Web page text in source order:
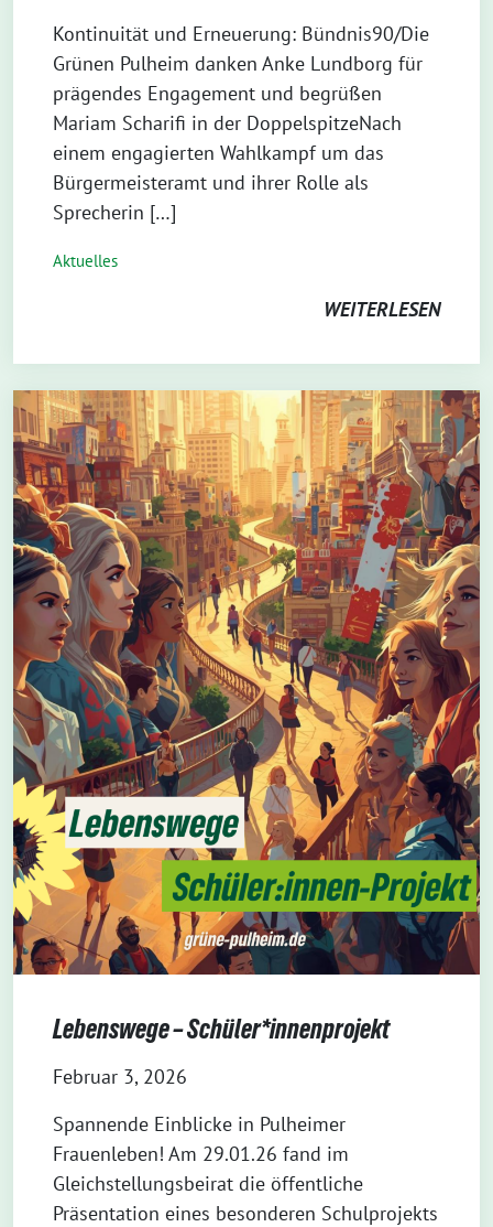
Kontinuität und Erneuerung: Bündnis90/Die
Grünen Pulheim danken Anke Lundborg für
prägendes Engagement und begrüßen
Mariam Scharifi in der DoppelspitzeNach
einem engagierten Wahlkampf um das
Bürgermeisteramt und ihrer Rolle als
Sprecherin […]
Aktuelles
WEITERLESEN
Lebenswege – Schüler*innenprojekt
Februar 3, 2026
Spannende Einblicke in Pulheimer
Frauenleben! Am 29.01.26 fand im
Gleichstellungsbeirat die öffentliche
Präsentation eines besonderen Schulprojekts